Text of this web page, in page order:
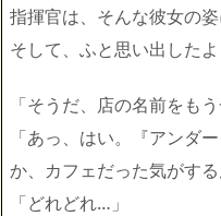
指揮官は、そんな彼女の姿
そして、ふと思い出したよ
「そうだ、店の名前をも
「あっ、はい。『アンダ
か、カフェだった気がす
「どれどれ…」